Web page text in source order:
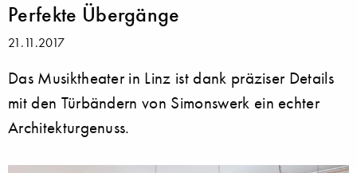
Perfekte Übergänge
21.11.2017
Das Musiktheater in Linz ist dank präziser Details
mit den Türbändern von Simonswerk ein echter
Architekturgenuss.